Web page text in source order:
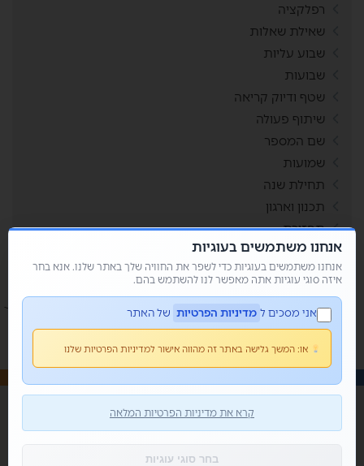
רפלקציה
שאילת שאלות
שבוע עליות
שבועות
שטף ודיוק קריאה
שיתוף פעולה
שם המספר
שמועות
תחילת שנה
תכנון וארגון
תפזורת
תשבצים
© כל הזכויות שמורות 2026 • מור קנדי - פשוט למשחק
אנחנו משתמשים בעוגיות
אנחנו משתמשים בעוגיות כדי לשפר את החוויה שלך באתר שלנו. אנא בחר
איזה סוגי עוגיות אתה מאפשר לנו להשתמש בהם.
אני מסכים ל מדיניות הפרטיות של האתר
או: המשך גלישה באתר זה מהווה אישור למדיניות הפרטיות שלנו
קרא את מדיניות הפרטיות המלאה
בחר סוגי עוגיות